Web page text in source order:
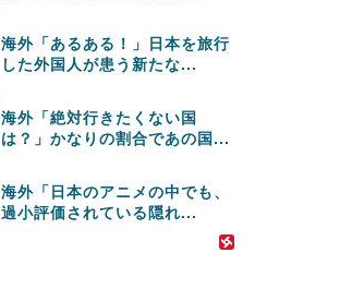
海外「あるある！」日本を旅行
した外国人が患う新たな...
海外「絶対行きたくない国
は？」かなりの割合であの国...
海外「日本のアニメの中でも、
過小評価されている隠れ...